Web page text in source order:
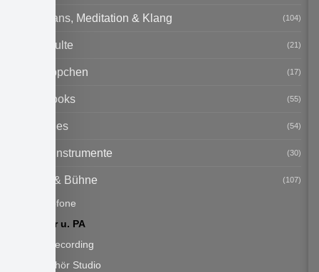
Handpans, Meditation & Klang (104)
Notenpulte (21)
Schnäppchen (17)
Songbooks (55)
Sonstiges (54)
Streichinstrumente (30)
Studio & Bühne (107)
Mikrofone
Mixer u. PA
PC Recording
Zubehör Studio